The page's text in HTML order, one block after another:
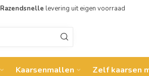
Razendsnelle levering uit eigen voorraad
Kaarsenmallen Zelf kaarsen